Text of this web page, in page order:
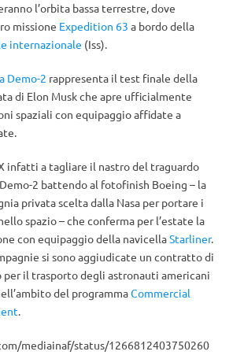
l’orbita bassa terrestre, dove
missione Expedition 63 a bordo della
internazionale (Iss).
Demo-2 rappresenta il test finale della
di Elon Musk che apre ufficialmente
spaziali con equipaggio affidate a
infatti a tagliare il nastro del traguardo
2 battendo al fotofinish Boeing – la
privata scelta dalla Nasa per portare i
spazio – che conferma per l’estate la
con equipaggio della navicellaStarliner.
si sono aggiudicate un contratto di
per il trasporto degli astronauti americani
del programmaCommercial
.
mediainaf/status/1266812403750260